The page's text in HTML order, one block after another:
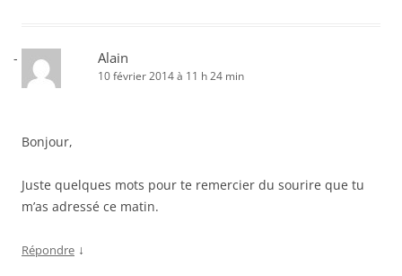
Alain
10 février 2014 à 11 h 24 min
Bonjour,
Juste quelques mots pour te remercier du sourire que tu
m’as adressé ce matin.
Répondre ↓